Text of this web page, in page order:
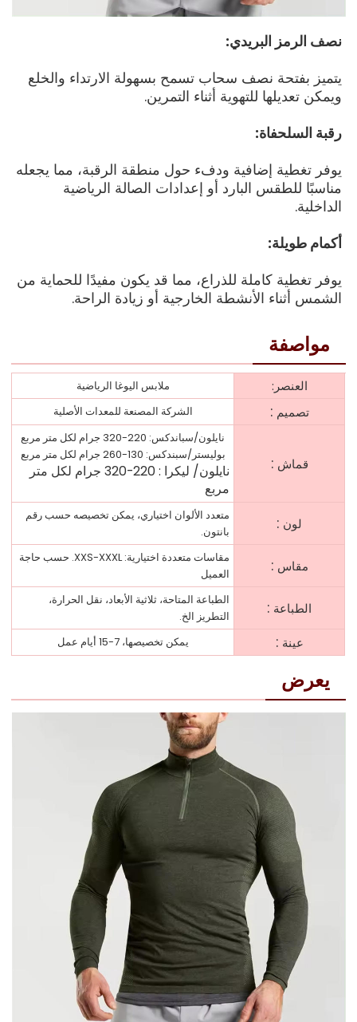
نصف الرمز البريدي:
يتميز بفتحة نصف سحاب تسمح بسهولة الارتداء والخلع
ويمكن تعديلها للتهوية أثناء التمرين.
رقبة السلحفاة:
يوفر تغطية إضافية ودفء حول منطقة الرقبة، مما يجعله
مناسبًا للطقس البارد أو إعدادات الصالة الرياضية
الداخلية.
أكمام طويلة:
يوفر تغطية كاملة للذراع، مما قد يكون مفيدًا للحماية من
الشمس أثناء الأنشطة الخارجية أو زيادة الراحة.
مواصفة
العنصر: ملابس اليوغا الرياضية
تصميم : الشركة المصنعة للمعدات الأصلية
قماش :
نايلون/سباندكس: 220-320 جرام لكل متر مربع
بوليستر/سبندكس: 130-260 جرام لكل متر مربع
نايلون/ ليكرا :
220-320 جرام لكل متر
مربع
لون :
متعدد الألوان اختياري، يمكن تخصيصه حسب رقم
بانتون.
مقاس :
مقاسات متعددة اختيارية: XXS-XXXL. حسب حاجة
العميل
الطباعة :
الطباعة المتاحة، ثلاثية الأبعاد، نقل الحرارة،
التطريز الخ.
عينة : يمكن تخصيصها، 7-15 أيام عمل
يعرض